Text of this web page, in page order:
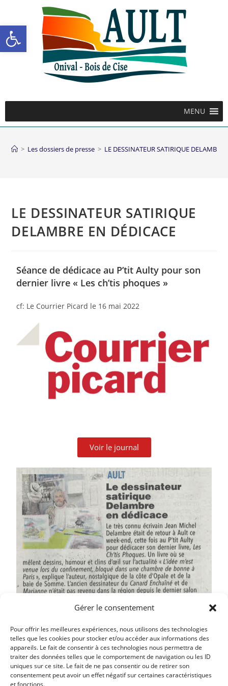
Ouvrir la barre d’outils
Gérer le consentement
Pour offrir les meilleures expériences, nous utilisons des technologies
telles que les cookies pour stocker et/ou accéder aux informations des
appareils. Le fait de consentir à ces technologies nous permettra de
traiter des données telles que le comportement de navigation ou les ID
uniques sur ce site. Le fait de ne pas consentir ou de retirer son
consentement peut avoir un effet négatif sur certaines caractéristiques
et fonctions.
MENU
> Les dossiers de presse > LE DESSINATEUR SATIRIQUE DELAMBRE
LE DESSINATEUR SATIRIQUE
DELAMBRE EN DÉDICACE
Séance de dédicace au P’tit Aulty pour son
dernier livre « Les ch’tis phoques »
cf: Le Courrier Picard le 16 mai 2022
Voir le journal
Article précédent